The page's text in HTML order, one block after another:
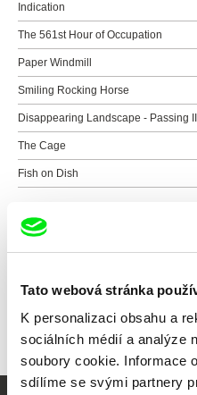
Tato webová stránka
K personalizaci obsahu a
sociálních médií a analýze
soubory cookie. Informace
sdílíme se svými partnery
Indication
The 561st Hour of Occupation
Paper Windmill
Smiling Rocking Horse
Disappearing Landscape - Passing II
The Cage
Fish on Dish